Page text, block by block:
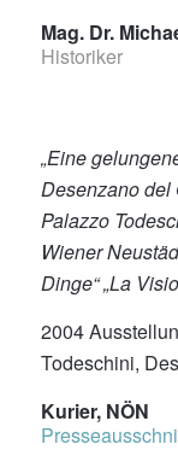
Mag. Dr.
Historiker
„Eine
Desenzano del
Palazzo
Wiener
Dinge“ „La
2004
Todeschini,
Kurier, NÖN